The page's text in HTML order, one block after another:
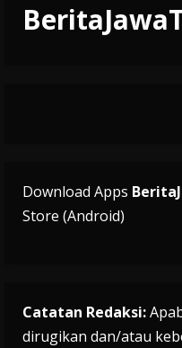
Download Apps
Store (Android)
Catatan Redaksi:
dirugikan dan/atau